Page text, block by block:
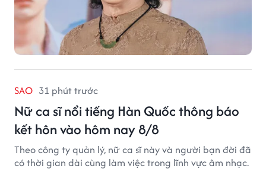
SAO 31 phút trước
Nữ ca sĩ nổi tiếng Hàn Quốc thông báo
kết hôn vào hôm nay 8/8
Theo công ty quản lý, nữ ca sĩ này và người bạn đời đã
có thời gian dài cùng làm việc trong lĩnh vực âm nhạc.